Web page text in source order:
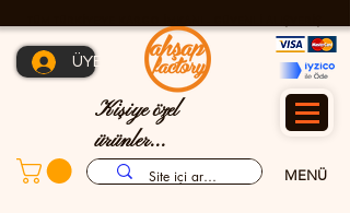
Kişiye özel
ürünler...
MENÜ
ÜYE OL